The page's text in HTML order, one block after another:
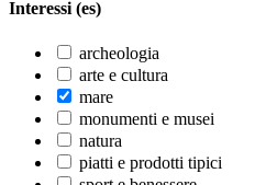
Interessi (es)
archeologia
arte e cultura
mare
monumenti e musei
natura
piatti e prodotti tipici